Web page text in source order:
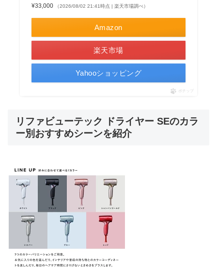
¥33,000
（2026/08/02 21:41時点 | 楽天市場調べ）
Amazon
楽天市場
Yahooショッピング
ポチップ
リファビューテック ドライヤー SEのカラ
ー別おすすめシーンを紹介